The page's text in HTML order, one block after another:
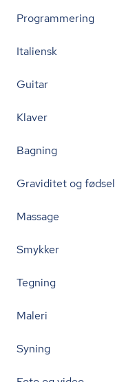
Programmering
Italiensk
Guitar
Klaver
Bagning
Graviditet og fødsel
Massage
Smykker
Tegning
Maleri
Syning